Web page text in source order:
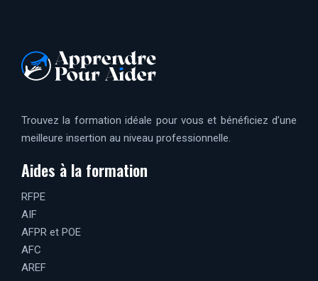
Trouvez la formation idéale pour vous et bénéficiez d’une
meilleure insertion au niveau professionnelle.
Aides à la formation
RFPE
AIF
AFPR et POE
AFC
AREF